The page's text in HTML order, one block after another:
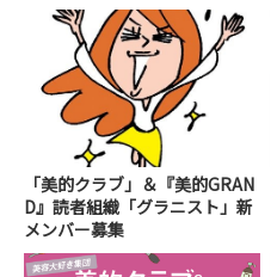
「美的クラブ」＆『美的GRAN
D』読者組織「グラニスト」新
メンバー募集